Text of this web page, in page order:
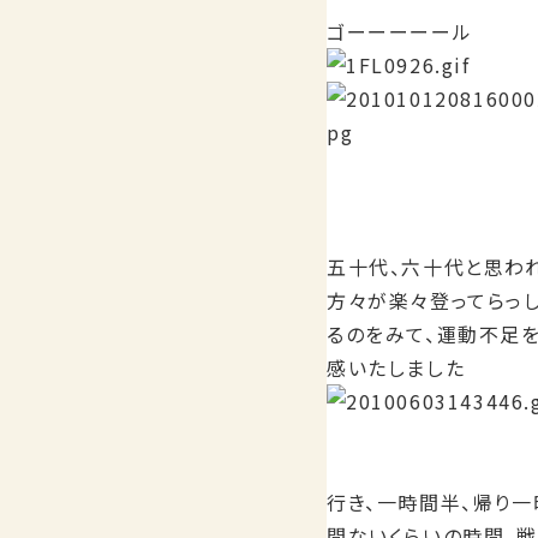
ゴーーーーール
五十代、六十代と思わ
方々が楽々登ってらっ
るのをみて、運動不足
感いたしました
行き、一時間半、帰り